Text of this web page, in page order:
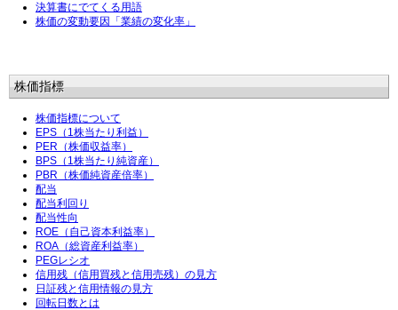
決算書にでてくる用語
株価の変動要因「業績の変化率」
株価指標
株価指標について
EPS（1株当たり利益）
PER（株価収益率）
BPS（1株当たり純資産）
PBR（株価純資産倍率）
配当
配当利回り
配当性向
ROE（自己資本利益率）
ROA（総資産利益率）
PEGレシオ
信用残（信用買残と信用売残）の見方
日証残と信用情報の見方
回転日数とは